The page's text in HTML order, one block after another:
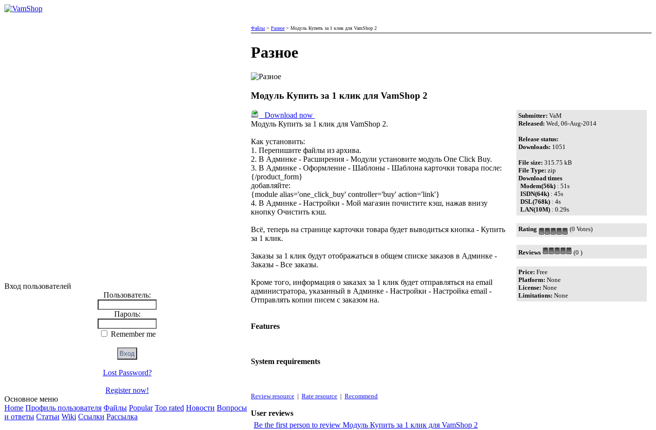
Вход пользователей
Пользователь:
Пароль:
Remember me
Lost Password?
Register now!
Основное меню
Home Профиль пользователя Файлы Popular Top rated Новости Вопросы
и ответы Статьи Wiki Ссылки Рассылка
Файлы > Разное > Модуль Купить за 1 клик для VamShop 2
Разное
Модуль Купить за 1 клик для VamShop 2
Submitter: VaM
Released: Wed, 06-Aug-2014
Release status:
Downloads: 1051
File size: 315.75 kB
File Type: zip
Download times
Modem(56k): 51s
ISDN(64k): 45s
DSL(768k): 4s
LAN(10M): 0.29s
Rating (0 Votes)
Reviews (0 )
Price: Free
Platform: None
License: None
Limitations: None
Download now
Модуль Купить за 1 клик для VamShop 2.
Как установить:
1. Перепишите файлы из архива.
2. В Админке - Расширения - Модули установите модуль One Click Buy.
3. В Админке - Оформление - Шаблоны - Шаблона карточки товара после:
{/product_form}
добавляйте:
{module alias='one_click_buy' controller='buy' action='link'}
4. В Админке - Настройки - Мой магазин почистите кэш, нажав внизу
кнопку Очистить кэш.
Всё, теперь на странице карточки товара будет выводиться кнопка - Купить
за 1 клик.
Заказы за 1 клик будут отображаться в общем списке заказов в Админке -
Заказы - Все заказы.
Кроме того, информация о заказах за 1 клик будет отправляться на email
администратора, указанный в Админке - Настройки - Настройка email -
Отправлять копии писем с заказом на.
Features
System requirements
Review resource | Rate resource | Recommend
User reviews
Be the first person to review Модуль Купить за 1 клик для VamShop 2